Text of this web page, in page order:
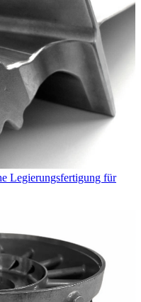
Legierungsfertigung für